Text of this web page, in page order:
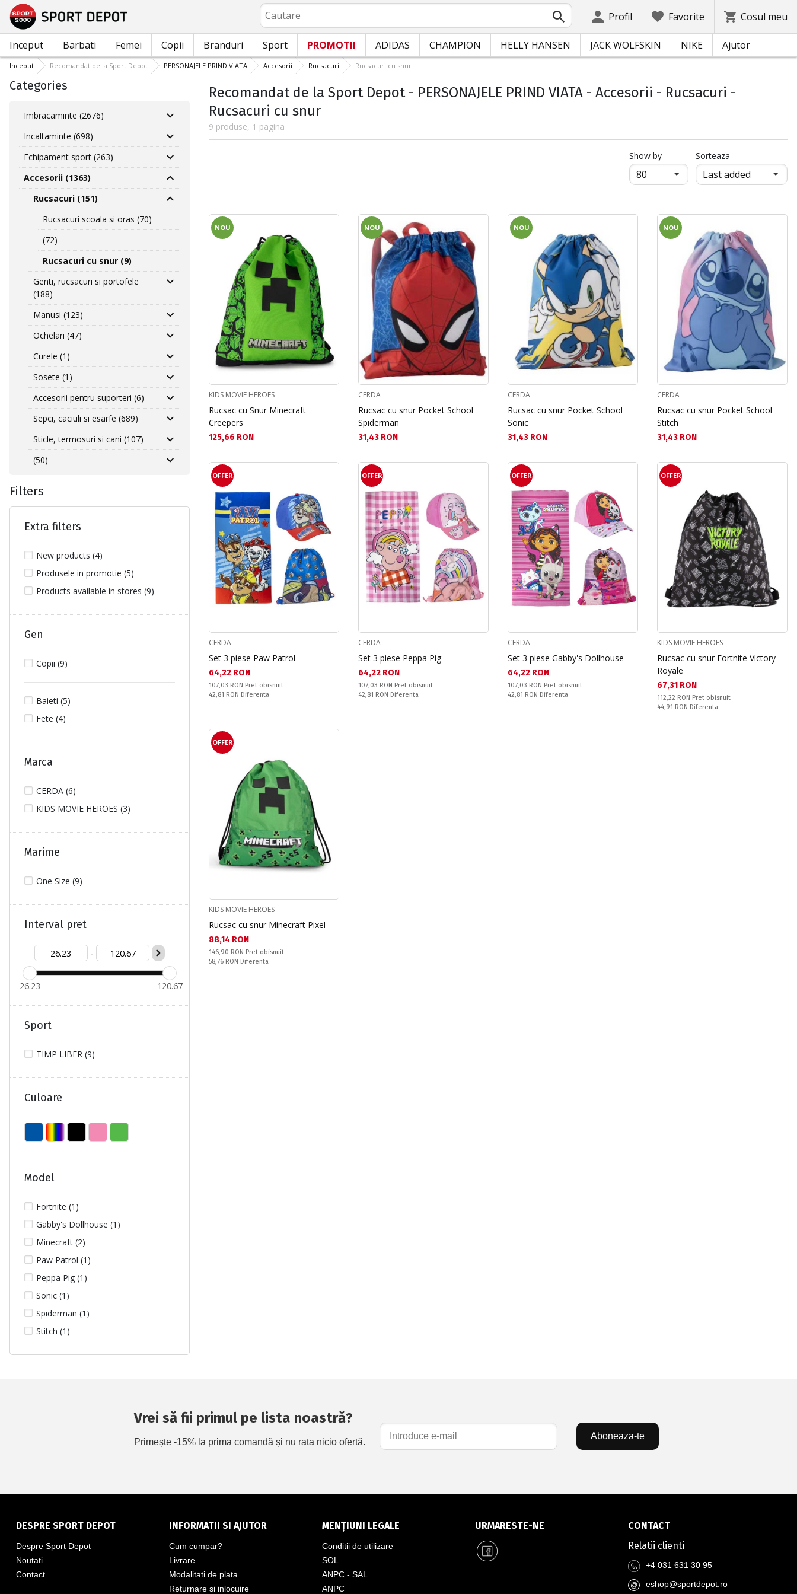
Cautare
Profil Favorite Cosul meu
Inceput Barbati Femei Copii Branduri Sport PROMOTII ADIDAS CHAMPION HELLY HANSEN JACK WOLFSKIN NIKE Ajutor
Inceput Recomandat de la Sport Depot PERSONAJELE PRIND VIATA Accesorii Rucsacuri Rucsacuri cu snur
Categories
Imbracaminte (2676)
Incaltaminte (698)
Echipament sport (263)
Accesorii (1363)
Rucsacuri (151)
Rucsacuri scoala si oras (70)
(72)
Rucsacuri cu snur (9)
Genti, rucsacuri si portofele
(188)
Manusi (123)
Ochelari (47)
Curele (1)
Sosete (1)
Accesorii pentru suporteri (6)
Sepci, caciuli si esarfe (689)
Sticle, termosuri si cani (107)
(50)
Filters
Extra filters
New products (4)
Produsele in promotie (5)
Products available in stores (9)
Gen
Copii (9)
Baieti (5)
Fete (4)
Marca
CERDA (6)
KIDS MOVIE HEROES (3)
Marime
One Size (9)
Interval pret
-
26.23 120.67
Sport
TIMP LIBER (9)
Culoare
Model
Fortnite (1)
Gabby's Dollhouse (1)
Minecraft (2)
Paw Patrol (1)
Peppa Pig (1)
Sonic (1)
Spiderman (1)
Stitch (1)
Recomandat de la Sport Depot - PERSONAJELE PRIND VIATA - Accesorii - Rucsacuri -
Rucsacuri cu snur
9 produse, 1 pagina
Show byпродукти на страница
Sorteaza
NOU
KIDS MOVIE HEROES
Rucsac cu Snur Minecraft
Creepers
Текуща цена:
125,66 RON
NOU
CERDA
Rucsac cu snur Pocket School
Spiderman
Текуща цена:
31,43 RON
NOU
CERDA
Rucsac cu snur Pocket School
Sonic
Текуща цена:
31,43 RON
NOU
CERDA
Rucsac cu snur Pocket School
Stitch
Текуща цена:
31,43 RON
OFFER
CERDA
Set 3 piese Paw Patrol
Текуща цена:
64,22 RON
Pret obisnuit:
107,03 RON Pret obisnuit
Спестявате:
42,81 RON Diferenta
OFFER
CERDA
Set 3 piese Peppa Pig
Текуща цена:
64,22 RON
Pret obisnuit:
107,03 RON Pret obisnuit
Спестявате:
42,81 RON Diferenta
OFFER
CERDA
Set 3 piese Gabby's Dollhouse
Текуща цена:
64,22 RON
Pret obisnuit:
107,03 RON Pret obisnuit
Спестявате:
42,81 RON Diferenta
OFFER
KIDS MOVIE HEROES
Rucsac cu snur Fortnite Victory
Royale
Текуща цена:
67,31 RON
Pret obisnuit:
112,22 RON Pret obisnuit
Спестявате:
44,91 RON Diferenta
OFFER
KIDS MOVIE HEROES
Rucsac cu snur Minecraft Pixel
Текуща цена:
88,14 RON
Pret obisnuit:
146,90 RON Pret obisnuit
Спестявате:
58,76 RON Diferenta
Vrei să fii primul pe lista noastră?
Primește -15% la prima comandă și nu rata nicio ofertă.
Aboneaza-te
DESPRE SPORT DEPOT
Despre Sport Depot
Noutati
Contact
INFORMATII SI AJUTOR
Cum cumpar?
Livrare
Modalitati de plata
Returnare si inlocuire
MENȚIUNI LEGALE
Conditii de utilizare
SOL
ANPC - SAL
ANPC
URMARESTE-NE
CONTACT
Relatii clienti
+4 031 631 30 95
@ eshop@sportdepot.ro